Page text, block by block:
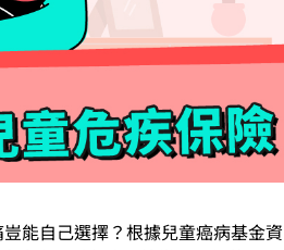
能自己選擇？根據兒童癌病基金資